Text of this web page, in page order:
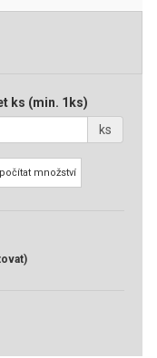
ks (min. 1ks)
ks
množství